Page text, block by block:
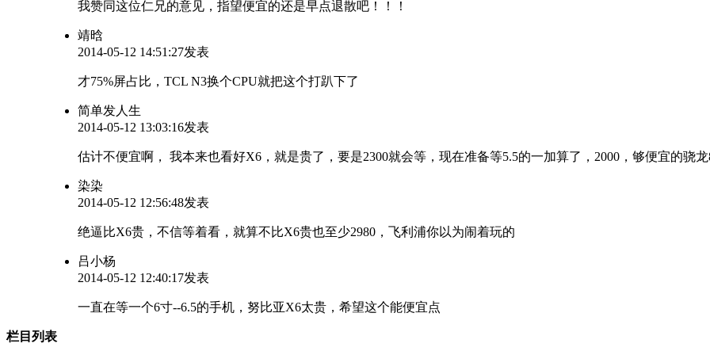
我赞同这位仁兄的意见，指望便宜的还是早点退散吧！！！
靖晗
2014-05-12 14:51:27发表
才75%屏占比，TCL N3换个CPU就把这个打趴下了
简单发人生
2014-05-12 13:03:16发表
估计不便宜啊， 我本来也看好X6，就是贵了，要是2300就会等，现在准备等5.5的一加算了，2000，够便宜的骁
染染
2014-05-12 12:56:48发表
绝逼比X6贵，不信等着看，就算不比X6贵也至少2980，飞利浦你以为闹着玩的
吕小杨
2014-05-12 12:40:17发表
一直在等一个6寸--6.5的手机，努比亚X6太贵，希望这个能便宜点
栏目列表